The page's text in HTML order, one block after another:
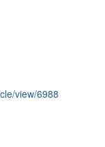
view/6988